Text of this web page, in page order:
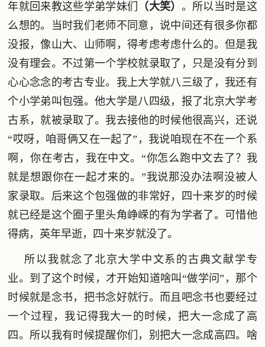
年就回来教这些学弟学妹们
（大笑） 。所以当时是这
么想的。当时我们老师不同意，说中间还有很多你都
没报，像山大、山师啊，得考虑考虑什么的。但是我
没有理会。不过第一个学校就录取了，只是没有分到
心心念念的考古专业。我上大学就八三级了，我还有
个小学弟叫包强。他大学是八四级，报了北京大学考
古系，就被录取了。我去接他的时候他很高兴，还说
“哎呀，咱哥俩又在一起了”，我说咱现在不在一个系
啊，你在考古，我在中文。“你怎么跑中文去了？我
就是想跟你在一起才来的。”我说那没办法啊没被人
家录取。后来这个包强做的非常好，四十来岁的时候
就已经是这个圈子里头角峥嵘的有为学者了。可惜他
得病，英年早逝，四十来岁就没了。
所以我就念了北京大学中文系的古典文献学专
业。到了这个时候，才开始知道啥叫“做学问”，那个
时候就是念书，把书念好就行。而且吧念书也要经过
一个过程，我记得我大一的时候，把大一念成了高
四。所以我有时候提醒你们，别把大一念成高四。啥